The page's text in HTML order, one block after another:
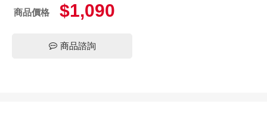
商品價格 $1,090
商品諮詢